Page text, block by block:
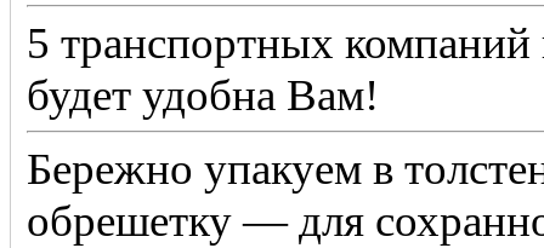
5 транспортных
будет удобна Вам!
Бережно упакуем в
обрешетку — для